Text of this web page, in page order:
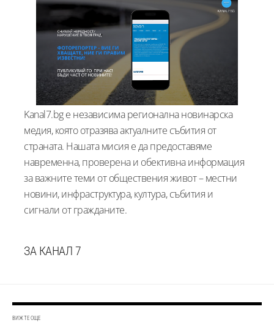
Kanal7.bg е независима регионална новинарска
медия, която отразява актуалните събития от
страната. Нашата мисия е да предоставяме
навременна, проверена и обективна информация
за важните теми от обществения живот – местни
новини, инфраструктура, култура, събития и
сигнали от гражданите.
ЗА КАНАЛ 7
ВИЖТЕ ОЩЕ